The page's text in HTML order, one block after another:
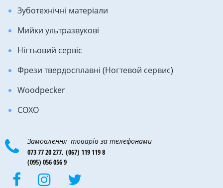
Зуботехнічні матеріали
Мийки ультразвукові
Нігтьовий сервіс
Фрези твердосплавні (Ногтевой сервис)
Woodpecker
COXO
Замовлення товарів за телефонами
073 77 20 277, (067) 119 119 8
(095) 056 056 9